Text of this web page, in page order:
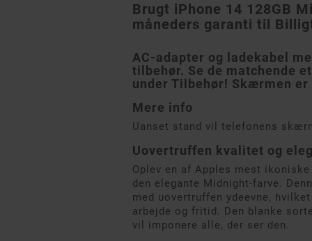
Brugt iPhone 14 128GB
måneders garanti til
AC-adapter og ladekabel
tilbehør. Se de matchende
under Tilbehør! Skærmen er
Mere info
Uanset stand vil telefonens
Uovertruffen kvalitet og
Oplev en af Apples mest
den elegante Midnight-farve.
med uovertruffen ydeevne,
arbejde og fritid. Den blanke
vil imponere alle, der ser den.